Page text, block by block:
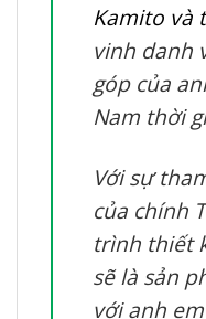
Kamito và
vinh danh
góp của
Nam thời
Với sự
của chính
trình thiết
sẽ là sản
với anh